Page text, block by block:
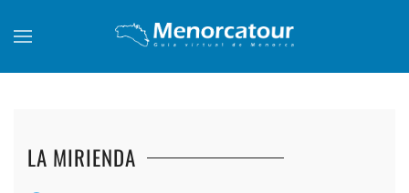
Skip to main content
LA MIRIENDA